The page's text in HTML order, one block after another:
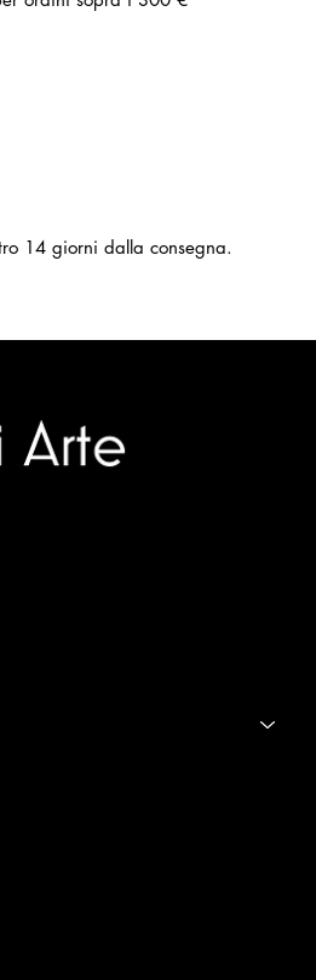
14 giorni dalla consegna.